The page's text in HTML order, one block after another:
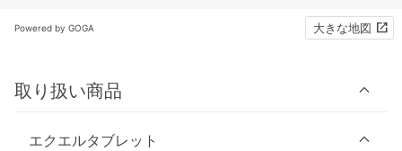
Powered by GOGA 大きな地図
取り扱い商品
エクエルタブレット